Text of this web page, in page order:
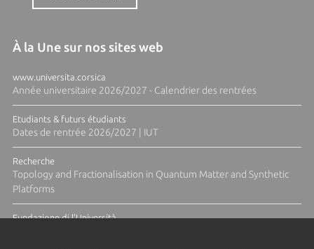
À la Une sur nos sites web
www.universita.corsica
Année universitaire 2026/2027 - Calendrier des rentrées
Etudiants & futurs étudiants
Dates de rentrée 2026/2027 | IUT
Recherche
Topology and Fractionalisation in Quantum Matter and Synthetic
Platforms
Fundazione di l'Università